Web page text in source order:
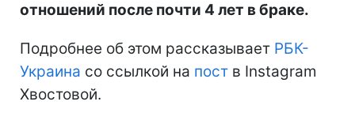
отношений после почти 4 лет в браке.
Подробнее об этом рассказывает РБК-
Украина со ссылкой на пост в Instagram
Хвостовой.